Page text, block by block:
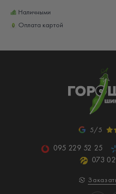
Наличными
Оплата картой
5/5
095 229 52 25
073